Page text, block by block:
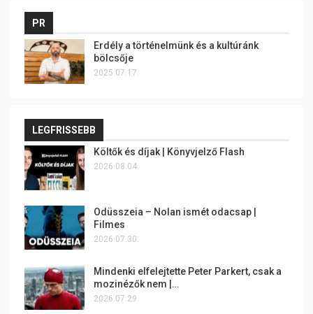
PR
Erdély a történelmünk és a kultúránk
bölcsője
2025.07.17.
LEGFRISSEBB
Költők és díjak | Könyvjelző Flash
2026.08.04.
Odüsszeia – Nolan ismét odacsap |
Filmes
2026.07.30.
Mindenki elfelejtette Peter Parkert, csak a
mozinézők nem |…
2026.07.29.